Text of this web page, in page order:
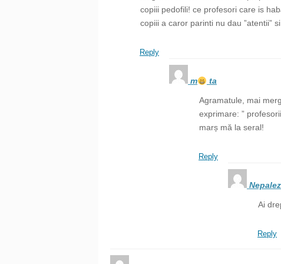
copiii pedofili! ce profesori care is
copiii a caror parinti nu dau ”atentii”
Reply
m ta
Agramatule, mai
exprimare: ”
marș mă la seral!
Reply
Ai
Reply